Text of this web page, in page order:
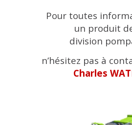
Pour toutes
un produit
division
n’hésitez pas à
Charles